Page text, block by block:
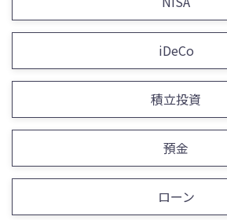
iDeCo
積立投資
預金
ローン